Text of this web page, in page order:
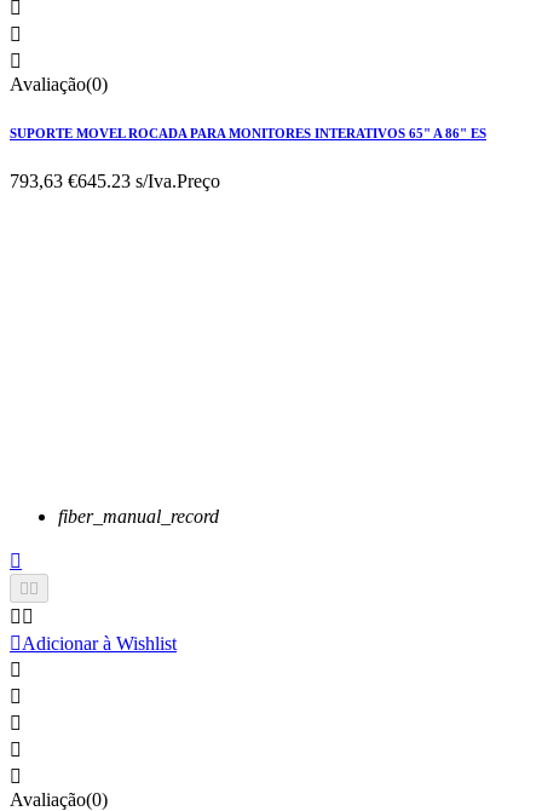



Avaliação(0)
SUPORTE MOVEL ROCADA PARA MONITORES INTERATIVOS 65" A 86" ES
793,63 €645.23 s/Iva.Preço
fiber_manual_record

 
 
Adicionar à Wishlist





Avaliação(0)